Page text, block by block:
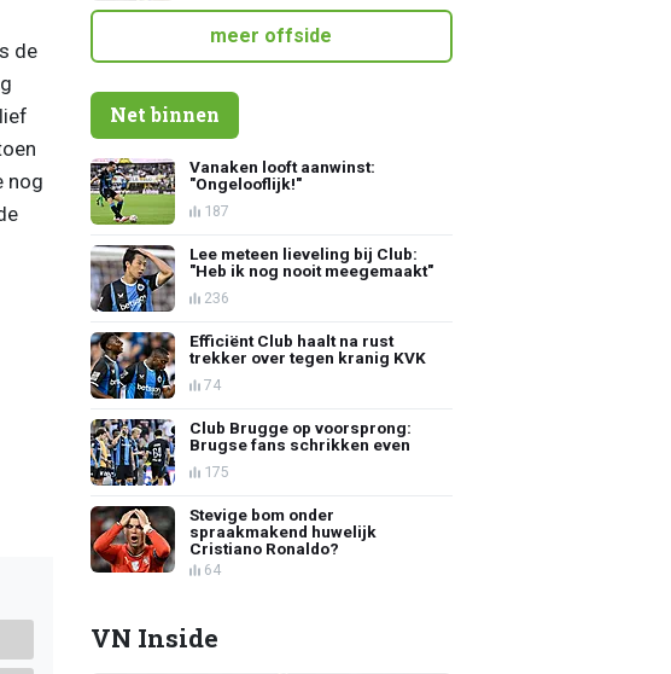
de
nog
meer offside
Net binnen
Vanaken looft aanwinst:
"Ongelooflijk!"
187
Lee meteen lieveling bij Club:
"Heb ik nog nooit meegemaakt"
236
Efficiënt Club haalt na rust
trekker over tegen kranig KVK
74
Club Brugge op voorsprong:
Brugse fans schrikken even
175
Stevige bom onder
spraakmakend huwelijk
Cristiano Ronaldo?
64
VN Inside